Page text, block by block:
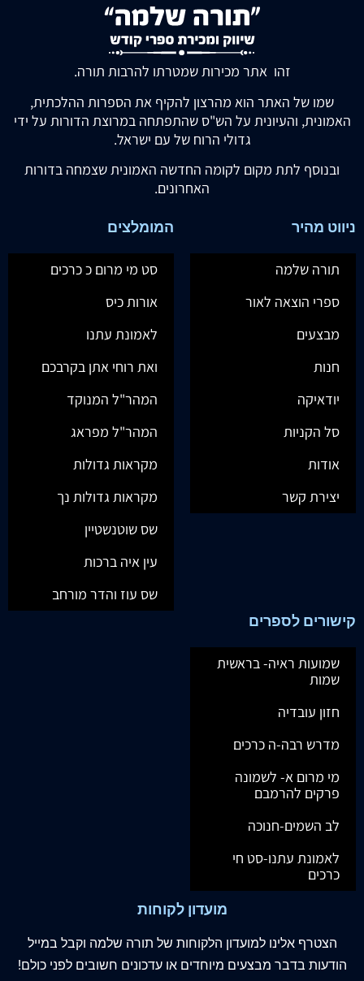
זהו אתר מכירות שמטרתו להרבות תורה.
שמו של האתר הוא מהרצון להקיף את הספרות ההלכתית,
האמונית, והעיונית על הש"ס שהתפתחה במרוצת הדורות על ידי
גדולי הרוח של עם ישראל.
ובנוסף לתת מקום לקומה החדשה האמונית שצמחה בדורות
האחרונים.
ניווט מהיר
תורה שלמה
ספרי הוצאה לאור
מבצעים
חנות
יודאיקה
סל הקניות
אודות
יצירת קשר
המומלצים
סט מי מרום כ כרכים
אורות כיס
לאמונת עתנו
ואת רוחי אתן בקרבכם
המהר"ל המנוקד
המהר"ל מפראג
מקראות גדולות
מקראות גדולות נך
שס שוטנשטיין
עין איה ברכות
שס עוז והדר מורחב
קישורים לספרים
שמועות ראיה- בראשית
שמות
חזון עובדיה
מדרש רבה-ה כרכים
מי מרום א- לשמונה
פרקים להרמבם
לב השמים-חנוכה
לאמונת עתנו-סט חי
כרכים
מועדון לקוחות
הצטרף אלינו למועדון הלקוחות של תורה שלמה וקבל במייל
הודעות בדבר מבצעים מיוחדים או עדכונים חשובים לפני כולם!